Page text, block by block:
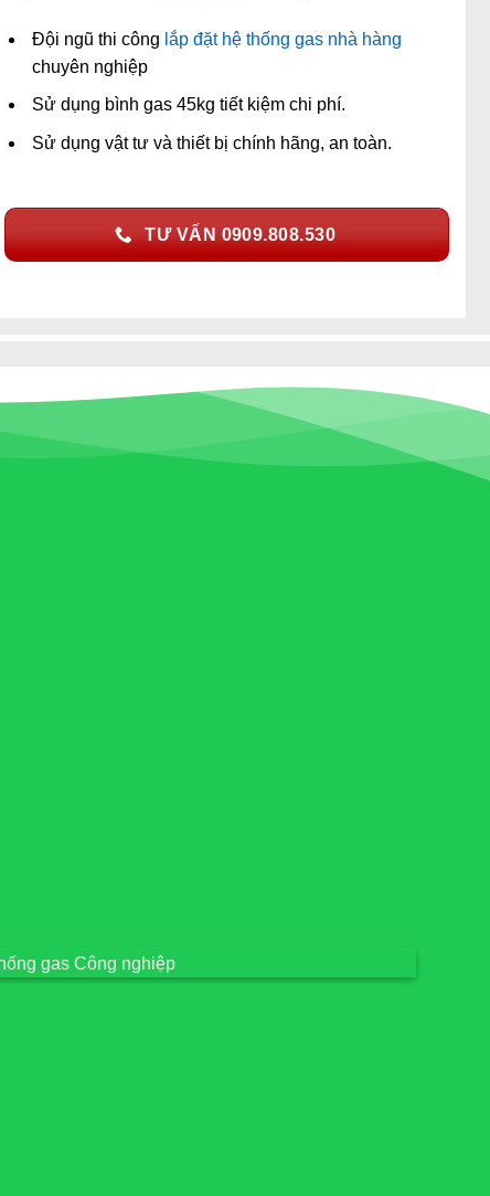
Đội ngũ thi công lắp đặt hệ thống gas nhà hàng
chuyên nghiệp
Sử dụng bình gas 45kg tiết kiệm chi phí.
Sử dụng vật tư và thiết bị chính hãng, an toàn.
TƯ VẤN 0909.808.530